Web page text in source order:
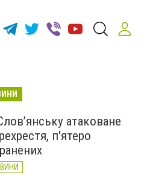
атаковане
п'ятеро